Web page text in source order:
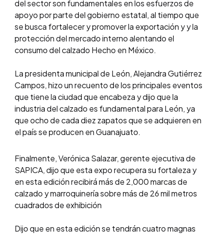
del sector son fundamentales en los esfuerzos de
apoyo por parte del gobierno estatal, al tiempo que
se busca fortalecer y promover la exportación y y la
protección del mercado interno alentando el
consumo del calzado Hecho en México.
La presidenta municipal de León, Alejandra Gutiérrez
Campos, hizo un recuento de los principales eventos
que tiene la ciudad que encabeza y dijo que la
industria del calzado es fundamental para León, ya
que ocho de cada diez zapatos que se adquieren en
el país se producen en Guanajuato.
Finalmente, Verónica Salazar, gerente ejecutiva de
SAPICA, dijo que esta expo recupera su fortaleza y
en esta edición recibirá más de 2,000 marcas de
calzado y marroquinería sobre más de 26 mil metros
cuadrados de exhibición
Dijo que en esta edición se tendrán cuatro magnas